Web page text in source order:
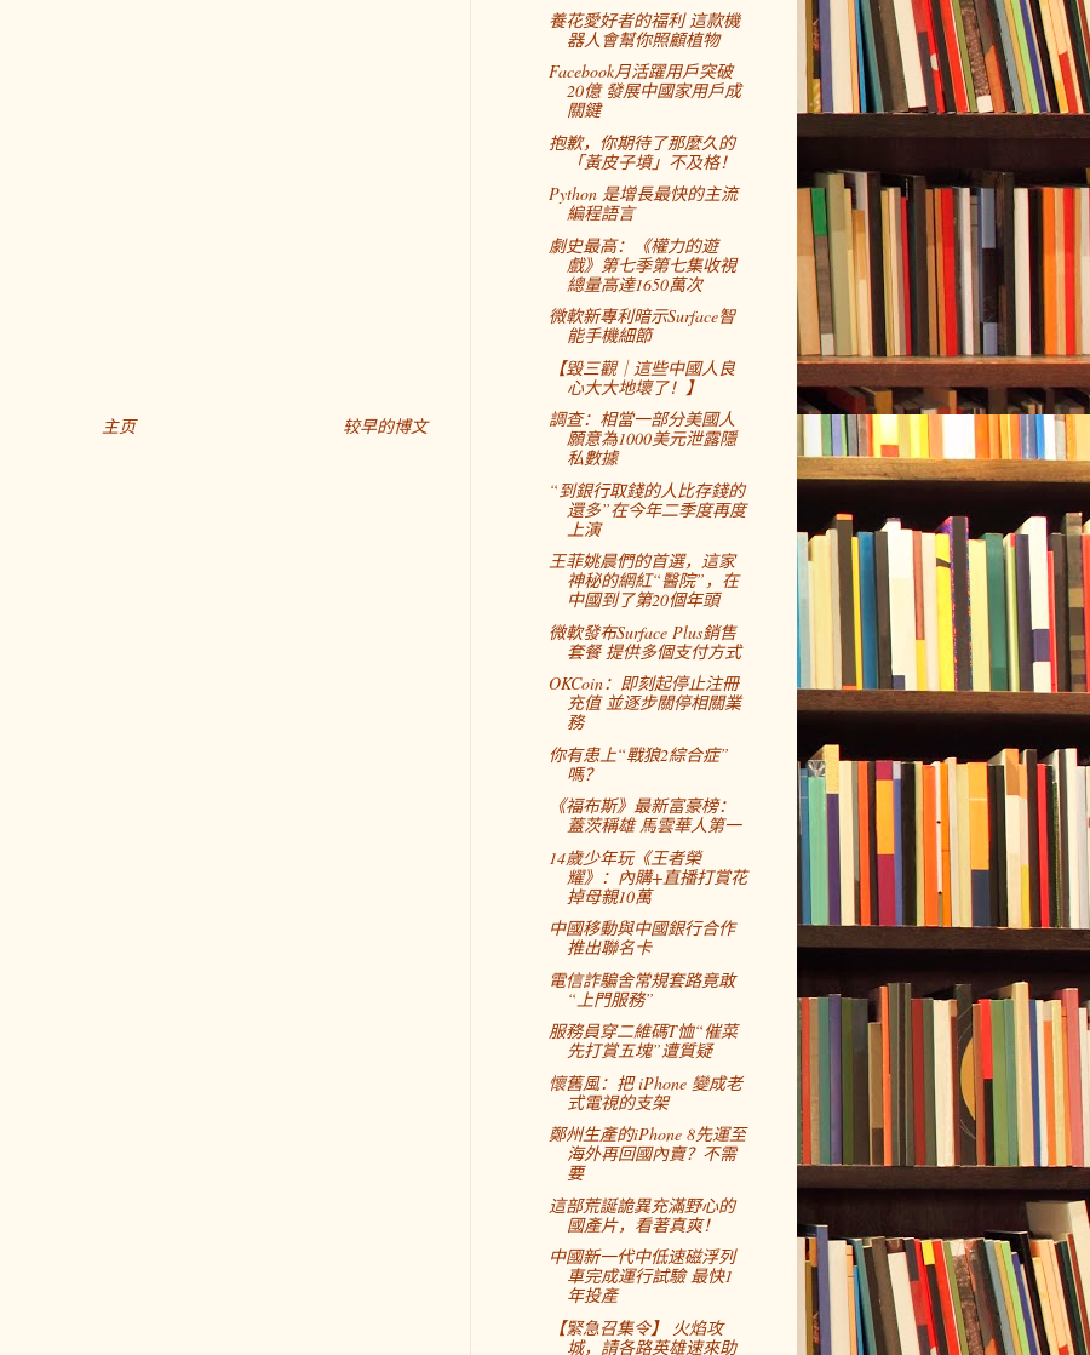
较早的博文
主页
養花愛好者的福利 這款機
器人會幫你照顧植物
Facebook月活躍用戶突破
20億 發展中國家用戶成
關鍵
抱歉，你期待了那麼久的
「黃皮子墳」不及格！
Python 是增長最快的主流
編程語言
劇史最高：《權力的遊
戲》第七季第七集收視
總量高達1650萬次
微軟新專利暗示Surface智
能手機細節
【毀三觀｜這些中國人良
心大大地壞了！】
調查：相當一部分美國人
願意為1000美元泄露隱
私數據
“到銀行取錢的人比存錢的
還多”在今年二季度再度
上演
王菲姚晨們的首選，這家
神秘的網紅“醫院”，在
中國到了第20個年頭
微軟發布Surface Plus銷售
套餐 提供多個支付方式
OKCoin：即刻起停止注冊
充值 並逐步關停相關業
務
你有患上“戰狼2綜合症”
嗎？
《福布斯》最新富豪榜：
蓋茨稱雄 馬雲華人第一
14歲少年玩《王者榮
耀》：內購+直播打賞花
掉母親10萬
中國移動與中國銀行合作
推出聯名卡
電信詐騙舍常規套路竟敢
“上門服務”
服務員穿二維碼T恤“催菜
先打賞五塊”遭質疑
懷舊風：把 iPhone 變成老
式電視的支架
鄭州生產的iPhone 8先運至
海外再回國內賣？不需
要
這部荒誕詭異充滿野心的
國產片，看著真爽！
中國新一代中低速磁浮列
車完成運行試驗 最快1
年投產
【緊急召集令】 火焰攻
城，請各路英雄速來助